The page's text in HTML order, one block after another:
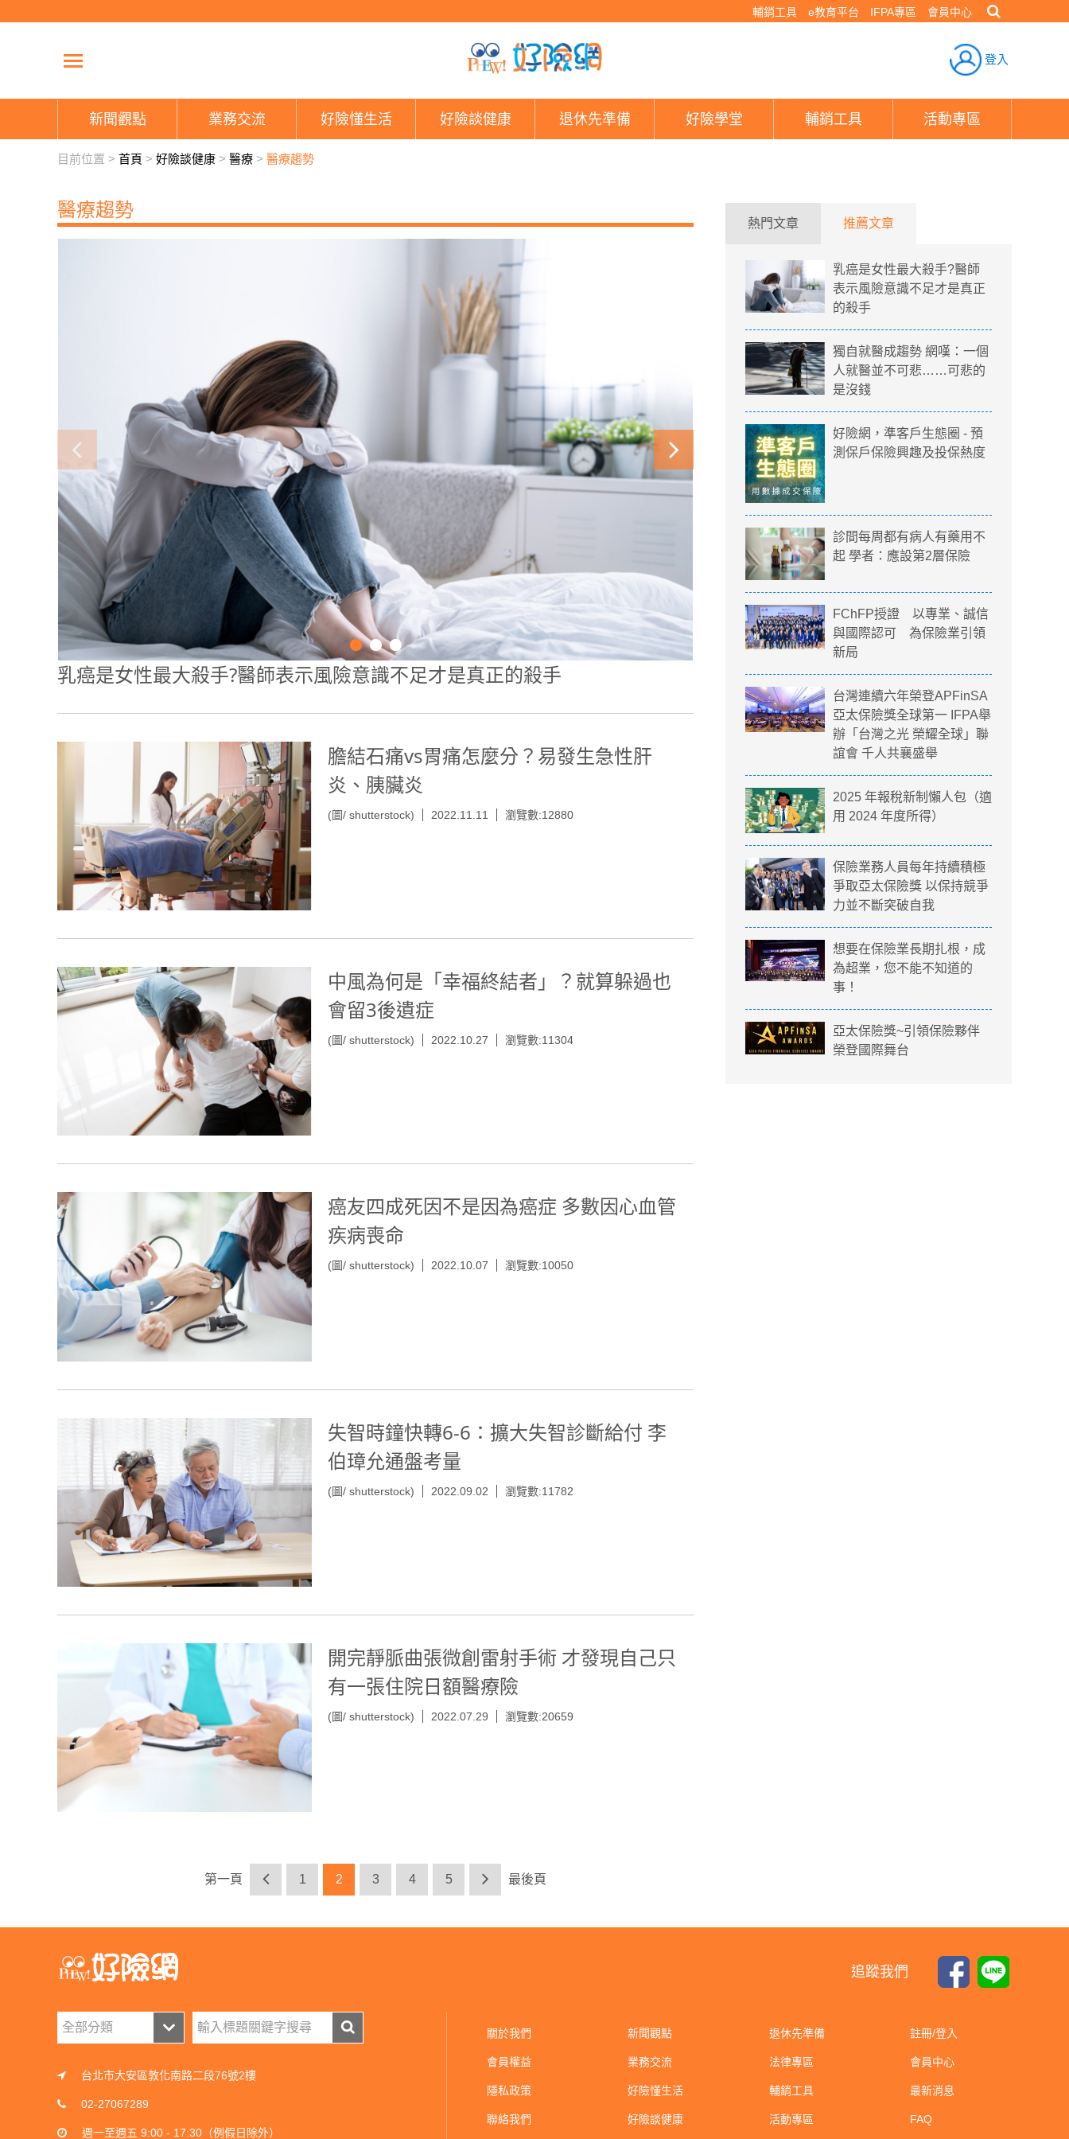
輔銷工具 e教育平台 IFPA專區 會員中心
登入
新聞觀點 業務交流 好險懂生活 好險談健康 退休先準備 好險學堂 輔銷工具 活動專區
目前位置 > 首頁 > 好險談健康 > 醫療 > 醫療趨勢
醫療趨勢
乳癌是女性最大殺手?醫師表示風險意識不足才是真正的殺手 健保骨材與自費骨材差在哪？為什麼醫生總
膽結石痛vs胃痛怎麼分？易發生急性肝
炎、胰臟炎
(圖/ shutterstock) 2022.11.11 瀏覽數:12880
中風為何是「幸福終結者」？就算躲過也
會留3後遺症
(圖/ shutterstock) 2022.10.27 瀏覽數:11304
癌友四成死因不是因為癌症 多數因心血管
疾病喪命
(圖/ shutterstock) 2022.10.07 瀏覽數:10050
失智時鐘快轉6-6：擴大失智診斷給付 李
伯璋允通盤考量
(圖/ shutterstock) 2022.09.02 瀏覽數:11782
開完靜脈曲張微創雷射手術 才發現自己只
有一張住院日額醫療險
(圖/ shutterstock) 2022.07.29 瀏覽數:20659
第一頁 1 2 3 4 5 最後頁
熱門文章 推薦文章
乳癌是女性最大殺手?醫師
表示風險意識不足才是真正
的殺手
獨自就醫成趨勢 網嘆：一個
人就醫並不可悲……可悲的
是沒錢
好險網，準客戶生態圈 - 預
測保戶保險興趣及投保熱度
診間每周都有病人有藥用不
起 學者：應設第2層保險
FChFP授證 以專業、誠信
與國際認可 為保險業引領
新局
台灣連續六年榮登APFinSA
亞太保險獎全球第一 IFPA舉
辦「台灣之光 榮耀全球」聯
誼會 千人共襄盛舉
2025 年報稅新制懶人包（適
用 2024 年度所得）
保險業務人員每年持續積極
爭取亞太保險獎 以保持競爭
力並不斷突破自我
想要在保險業長期扎根，成
為超業，您不能不知道的
事！
亞太保險獎~引領保險夥伴
榮登國際舞台
追蹤我們
台北市大安區敦化南路二段76號2樓
02-27067289
週一至週五 9:00 - 17:30（例假日除外）
關於我們
會員權益
隱私政策
聯絡我們
新聞觀點
業務交流
好險懂生活
好險談健康
退休先準備
法律專區
輔銷工具
活動專區
註冊/登入
會員中心
最新消息
FAQ